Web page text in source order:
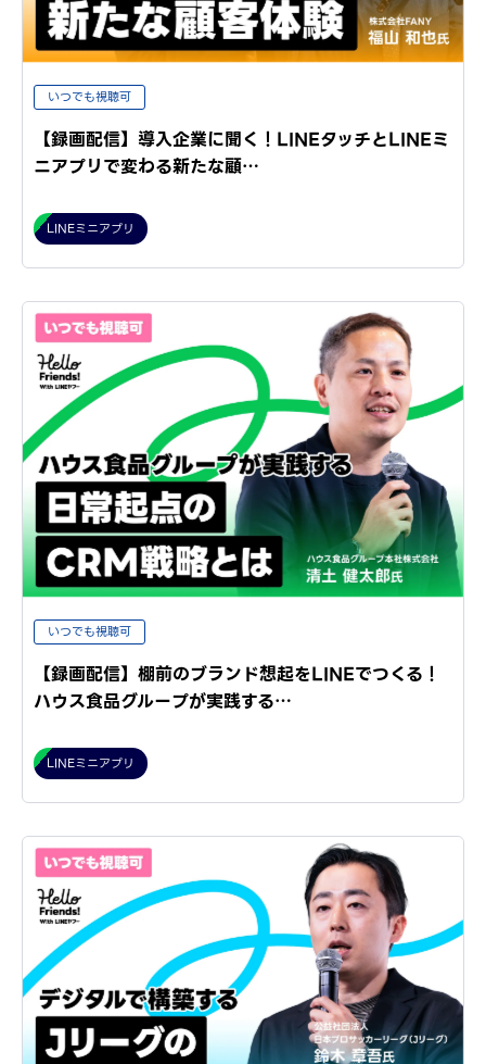
いつでも視聴可
【録画配信】導入企業に聞く！LINEタッチとLINEミ
ニアプリで変わる新たな顧…
LINEミニアプリ
いつでも視聴可
【録画配信】棚前のブランド想起をLINEでつくる！
ハウス食品グループが実践する…
LINEミニアプリ